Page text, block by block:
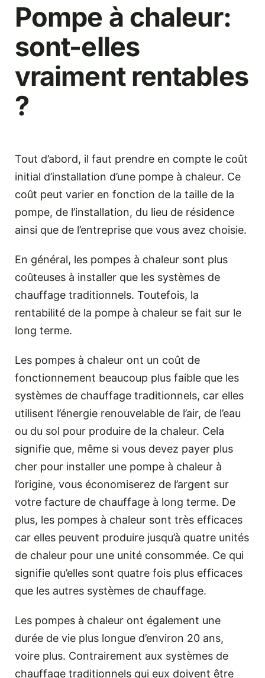
Pompe à chaleur:
sont-elles
vraiment rentables
?
Tout d’abord, il faut prendre en compte le coût
initial d’installation d’une pompe à chaleur. Ce
coût peut varier en fonction de la taille de la
pompe, de l’installation, du lieu de résidence
ainsi que de l’entreprise que vous avez choisie.
En général, les pompes à chaleur sont plus
coûteuses à installer que les systèmes de
chauffage traditionnels. Toutefois, la
rentabilité de la pompe à chaleur se fait sur le
long terme.
Les pompes à chaleur ont un coût de
fonctionnement beaucoup plus faible que les
systèmes de chauffage traditionnels, car elles
utilisent l’énergie renouvelable de l’air, de l’eau
ou du sol pour produire de la chaleur. Cela
signifie que, même si vous devez payer plus
cher pour installer une pompe à chaleur à
l’origine, vous économiserez de l’argent sur
votre facture de chauffage à long terme. De
plus, les pompes à chaleur sont très efficaces
car elles peuvent produire jusqu’à quatre unités
de chaleur pour une unité consommée. Ce qui
signifie qu’elles sont quatre fois plus efficaces
que les autres systèmes de chauffage.
Les pompes à chaleur ont également une
durée de vie plus longue d’environ 20 ans,
voire plus. Contrairement aux systèmes de
chauffage traditionnels qui eux doivent être